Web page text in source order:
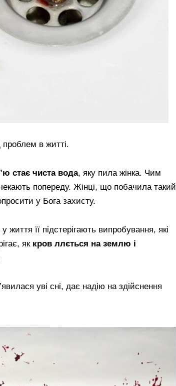
в житті.
стає чиста вода, яку пила жінка. Чим
попереду. Жінці, що побачила такий
у Бога захисту.
у життя її підстерігають випробування, які
як кров ллється на землю і
уві сні, дає надію на здійснення